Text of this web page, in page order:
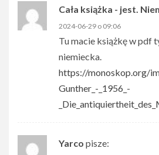
Cała książka - jest.
2024-06-29 o 09:06
Tu macie książkę w pdf
niemiecka.
https://monoskop.org/
Gunther_-_1956_-
Yarco pisze: